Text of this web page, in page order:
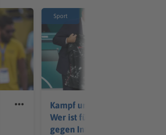
Sport
Kampf um die Macht:
Wer ist für und wer
gegen Infantino?